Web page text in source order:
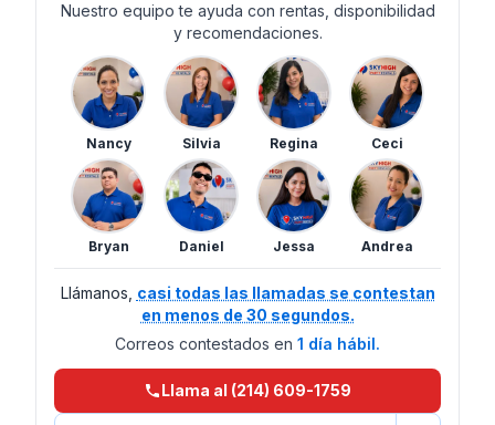
Nuestro equipo te ayuda con rentas, disponibilidad
y recomendaciones.
Nancy Silvia Regina Ceci
Bryan Daniel Jessa Andrea
Llámanos, casi todas las llamadas se contestan
en menos de 30 segundos.
Correos contestados en 1 día hábil.
Llama al (214) 609-1759